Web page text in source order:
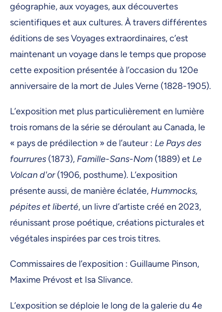
géographie, aux voyages, aux découvertes
scientifiques et aux cultures. À travers différentes
éditions de ses Voyages extraordinaires, c’est
maintenant un voyage dans le temps que propose
cette exposition présentée à l’occasion du 120e
anniversaire de la mort de Jules Verne (1828-1905).
L’exposition met plus particulièrement en lumière
trois romans de la série se déroulant au Canada, le
« pays de prédilection » de l’auteur : Le Pays des
fourrures (1873), Famille-Sans-Nom (1889) et Le
Volcan d'or(1906, posthume). L’exposition
présente aussi, de manière éclatée, Hummocks,
pépites et liberté, un livre d’artiste créé en 2023,
réunissant prose poétique, créations picturales et
végétales inspirées par ces trois titres.
Commissaires de l’exposition : Guillaume Pinson,
Maxime Prévost et Isa Slivance.
L’exposition se déploie le long de la galerie du 4e